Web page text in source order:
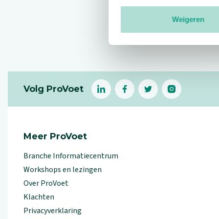
Weigeren
Reviews
Volg ProVoet
linkedin (Let op uitgaande link)
facebook(Let op uitgaande
twitter(Let op
instagram
Meer ProVoet
Branche Informatiecentrum
Workshops en lezingen
Over ProVoet
Klachten
Privacyverklaring